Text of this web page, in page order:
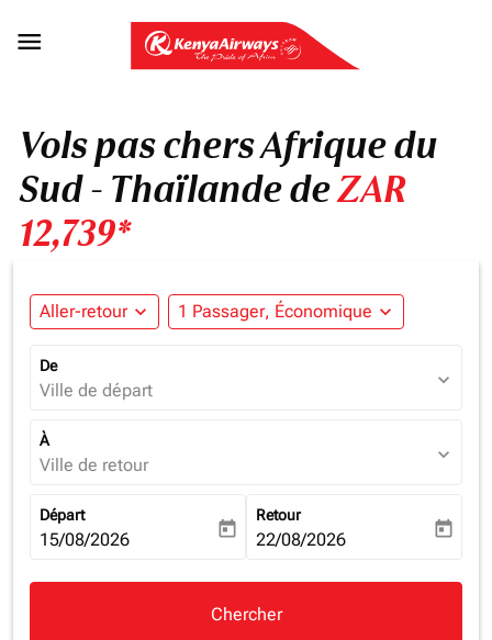

Vols pas chers Afrique du
Sud - Thaïlande deZAR
12,739*
Aller-retour expand_more 1 Passager, Économique expand_more
De
Ville de départ expand_more
À
Ville de retour expand_more
Départ
fc-booking-departure-date-aria-label
15/08/2026 today
Retour
fc-booking-return-date-aria-
22/08/2026 today
Chercher